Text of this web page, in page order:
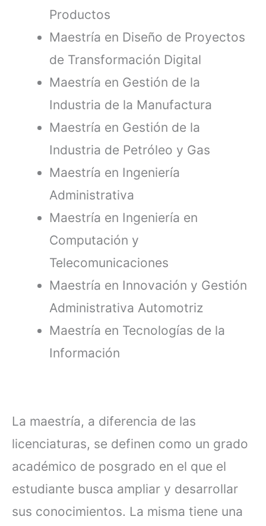
Productos
Maestría en Diseño de Proyectos
de Transformación Digital
Maestría en Gestión de la
Industria de la Manufactura
Maestría en Gestión de la
Industria de Petróleo y Gas
Maestría en Ingeniería
Administrativa
Maestría en Ingeniería en
Computación y
Telecomunicaciones
Maestría en Innovación y Gestión
Administrativa Automotriz
Maestría en Tecnologías de la
Información
La maestría, a diferencia de las
licenciaturas, se definen como un grado
académico de posgrado en el que el
estudiante busca ampliar y desarrollar
sus conocimientos. La misma tiene una